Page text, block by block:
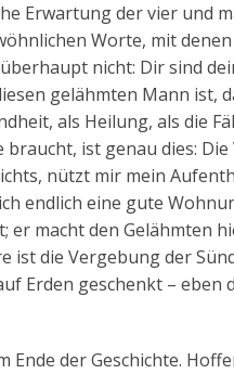
Erwartung der vier und
Worte, mit
nicht: Dir sind
gelähmten Mann ist,
als Heilung, als die
ist genau dies:
nützt mir mein
endlich eine gute
er macht den Gelähmten
ist die Vergebung der
Erden geschenkt – eben
Ende der Geschichte.